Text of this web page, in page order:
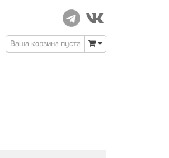
Ваша корзина пуста